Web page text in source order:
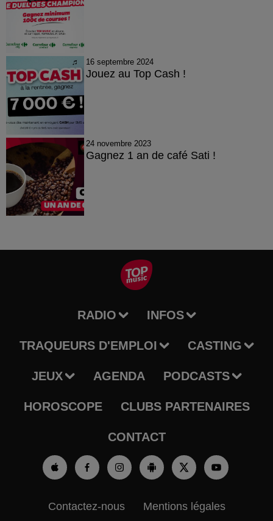
16 septembre 2024
Jouez au Top Cash !
24 novembre 2023
Gagnez 1 an de café Sati !
RADIO INFOS
TRAQUEURS D'EMPLOI CASTING
JEUX AGENDA PODCASTS
HOROSCOPE CLUBS PARTENAIRES
CONTACT
Contactez-nous Mentions légales